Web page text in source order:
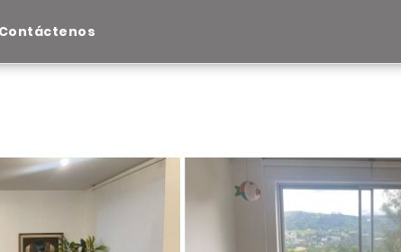
Contáctenos